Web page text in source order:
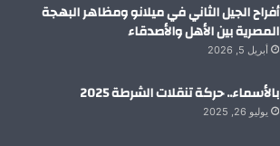
أفراح الجيل الثاني في ميلانو ومظاهر البهجة
المصرية بين الأهل والأصدقاء
أبريل 5, 2026
بالأسماء.. حركة تنقلات الشرطة 2025
يوليو 26, 2025